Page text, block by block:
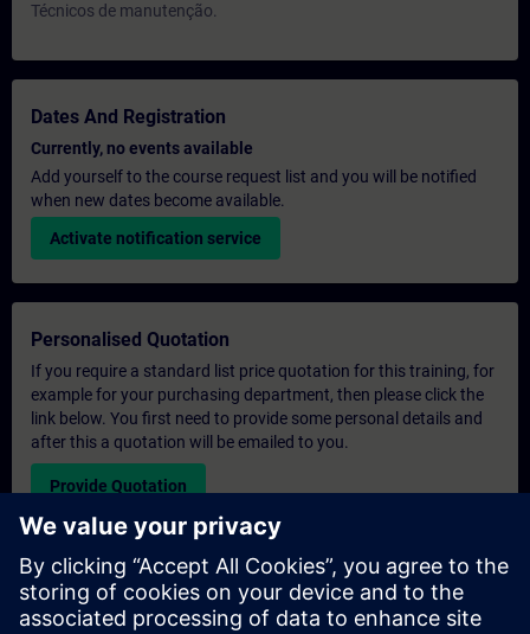
Técnicos de manutenção.
Dates And Registration
Currently, no events available
Add yourself to the course request list and you will be notified
when new dates become available.
Activate notification service
Personalised Quotation
If you require a standard list price quotation for this training, for
example for your purchasing department, then please click the
link below. You first need to provide some personal details and
after this a quotation will be emailed to you.
Provide Quotation
Exclusive Training Enquiry
Please complete the enquiry form below if you require a